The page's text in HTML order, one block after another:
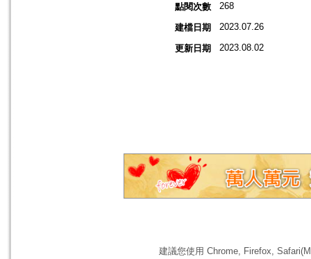
點閱次數
268
建檔日期 2023.07.26
更新日期 2023.08.02
建議您使用 Chrome, Firefox,